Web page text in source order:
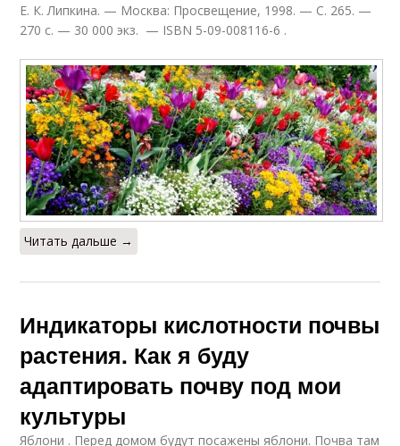
Е. К. Липкина. — Москва: Просвещение, 1998. — С. 265. —
270 с. — 30 000 экз. — ISBN 5-09-008116-6 .
Читать дальше →
Индикаторы кислотности почвы
растения. Как я буду
адаптировать почву под мои
культуры
Яблони . Перед домом будут посажены яблони. Почва там